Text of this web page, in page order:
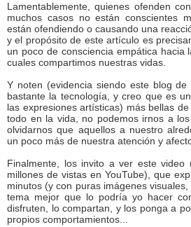
Lamentablemente, quienes ofenden
muchos casos no están conscientes
están ofendiendo o causando una
y el propósito de este artículo es
un poco de consciencia empática hacia
cuales compartimos nuestras vidas.
Y noten (evidencia siendo este blog
bastante la tecnología, y creo que es
las expresiones artísticas) más bellas
todo en la vida, no podemos irnos a
olvidarnos que aquellos a nuestro
un poco más de nuestra atención y
Finalmente, los invito a ver este
millones de vistas en YouTube), que
minutos (y con puras imágenes
tema mejor que lo podría yo hacer
disfruten, lo compartan, y los ponga a
propios comportamientos...